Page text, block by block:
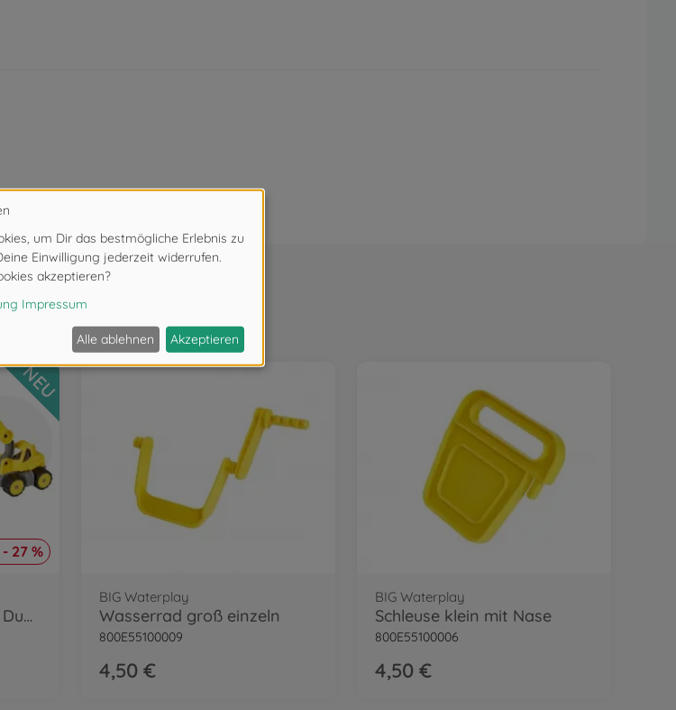
gekauft
27 %
BIG Power Worker Mini Dumper Bundle
NEU
BIG Waterplay
Wasserrad groß einzeln
800E55100009
4,50 €
BIG Waterplay
Schleuse klein mit Nase
800E55100006
4,50 €